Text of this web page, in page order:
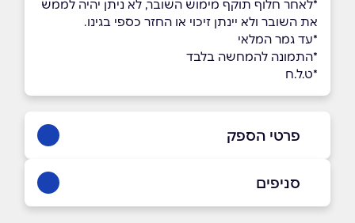
*לאחר חלוף תוקף מימוש השובר, לא ניתן יהיה לממש
את השובר ולא יינתן זיכוי או החזר כספי בגינו.
*עד גמר המלאי
*התמונה להמחשה בלבד
*ט.ל.ח
פרטי הספק
באתר בפייסבוק באינסטגרם
סניפים